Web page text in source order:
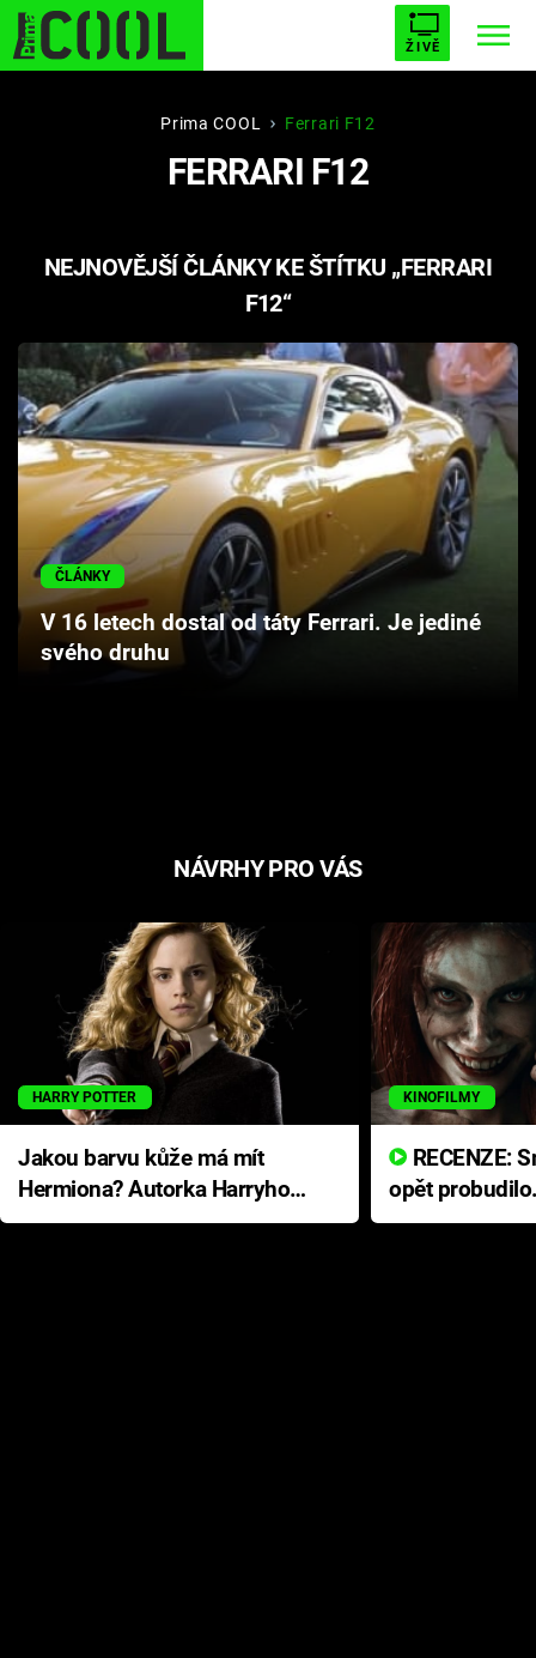
ŽIVĚ
STARHOUSE BUFFY, PŘEMOŽITELKA UPÍRŮ
PLNEJ KOTEL AVENGERS 5
Filmy
Seriály
Hry
Cool Esport
Pořady
Prima COOL Ferrari F12
FERRARI F12
NEJNOVĚJŠÍ ČLÁNKY KE ŠTÍTKU „FERRARI
F12“
ČLÁNKY
V 16 letech dostal od táty Ferrari. Je jediné
svého druhu
NÁVRHY PRO VÁS
HARRY POTTER
Jakou barvu kůže má mít
Hermiona? Autorka Harryho
Pottera přišla s ráznou
KINOFILMY
opět
přichází s